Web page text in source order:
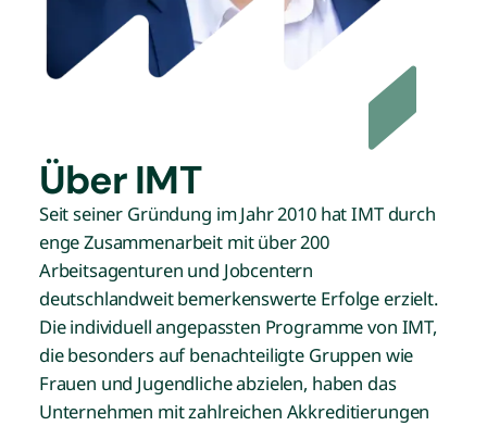
Über IMT
Seit seiner Gründung im Jahr 2010 hat IMT durch
enge Zusammenarbeit mit über 200
Arbeitsagenturen und Jobcentern
deutschlandweit bemerkenswerte Erfolge erzielt.
Die individuell angepassten Programme von IMT,
die besonders auf benachteiligte Gruppen wie
Frauen und Jugendliche abzielen, haben das
Unternehmen mit zahlreichen Akkreditierungen